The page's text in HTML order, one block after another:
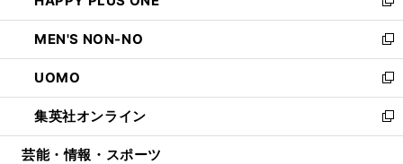
開
く
ウ
で
開
く
ン
ド
ウ
で
開
く
い
ウ
ィ
ン
ド
ウ
で
開
新
し
い
ウ
ィ
ン
ド
ウ
MEN'S NON-NO
新
し
い
ウ
ィ
ン
UOMO
新
し
い
ウ
集英社オンライン
新
し
芸能・情報・スポーツ